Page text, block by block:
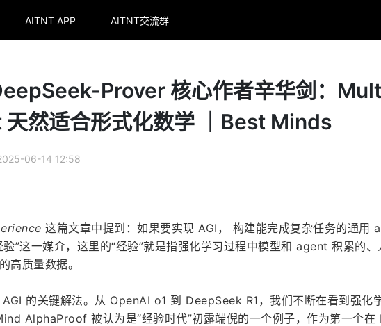
AITNT APP AITNT交流群
Prover 核心作者辛华剑：
然适合形式化数学 ｜Best Minds
06-14 12:58
这篇文章中提到：如果要实现 AGI， 构建能完成复杂任务的通用
验”这一媒介，这里的“经验”就是指强化学习过程中模型和 agent 积累的
高质量数据。
的关键解法。从 OpenAI o1 到 DeepSeek R1，我们不断在看到强化
AlphaProof 被认为是“经验时代”初露端倪的一个例子，作为第一个在